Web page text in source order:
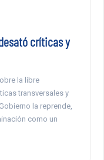
críticas y
la libre
transversales y
la reprende,
como un